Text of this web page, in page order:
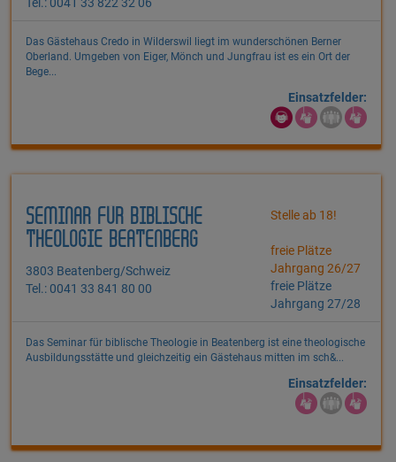
Das Gästehaus Credo in Wilderswil liegt im wunderschönen Berner
Oberland. Umgeben von Eiger, Mönch und Jungfrau ist es ein Ort der
Bege...
Einsatzfelder:
SEMINAR FÜR BIBLISCHE
THEOLOGIE BEATENBERG
3803 Beatenberg/Schweiz
Tel.: 0041 33 841 80 00
Stelle ab 18!
freie Plätze
Jahrgang 26/27
freie Plätze
Jahrgang 27/28
Das Seminar für biblische Theologie in Beatenberg ist eine theologische
Ausbildungsstätte und gleichzeitig ein Gästehaus mitten im sch&...
Einsatzfelder: